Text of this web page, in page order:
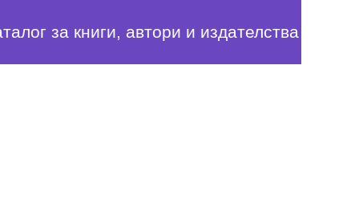
за книги, автори и издателства